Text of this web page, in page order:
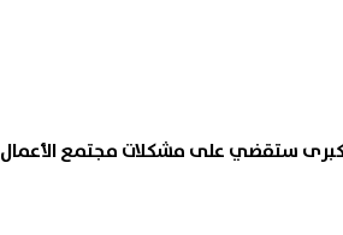
كبرى ستقضي على مشكلات مجتمع الأعمال